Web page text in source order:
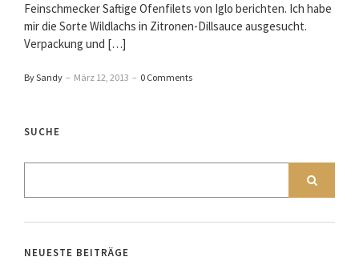
Feinschmecker Saftige Ofenfilets von Iglo berichten. Ich habe
mir die Sorte Wildlachs in Zitronen-Dillsauce ausgesucht.
Verpackung und […]
By Sandy – März 12, 2013 – 0 Comments
SUCHE
NEUESTE BEITRÄGE